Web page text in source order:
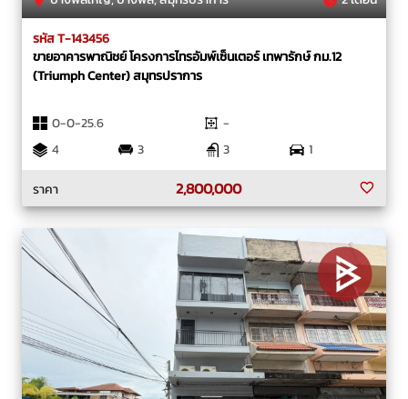
รหัส T-143456
ขายอาคารพาณิชย์ โครงการไทรอัมพ์เซ็นเตอร์ เทพารักษ์ กม.12
(Triumph Center) สมุทรปราการ
0-0-25.6
-
4
3 3
1
ราคา
2,800,000